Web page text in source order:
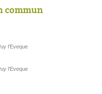
commun
l’Eveque
l’Eveque